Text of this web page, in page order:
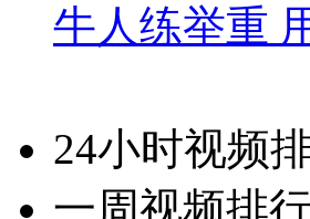
牛人练举重
24小时视频
一周视频排行